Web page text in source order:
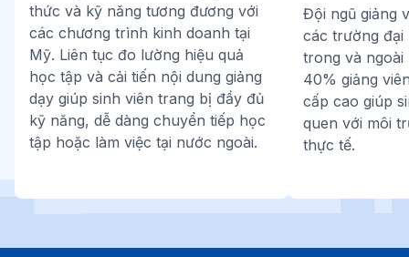
thức và kỹ năng tương đương với
các chương trình kinh doanh tại
Mỹ. Liên tục đo lường hiệu quả
học tập và cải tiến nội dung giảng
dạy giúp sinh viên trang bị đầy đủ
kỹ năng, dễ dàng chuyển tiếp học
tập hoặc làm việc tại nước ngoài.
Đội ngũ giảng
các trường đại
trong và
40% giảng
cấp cao giúp
quen với môi
thực tế.